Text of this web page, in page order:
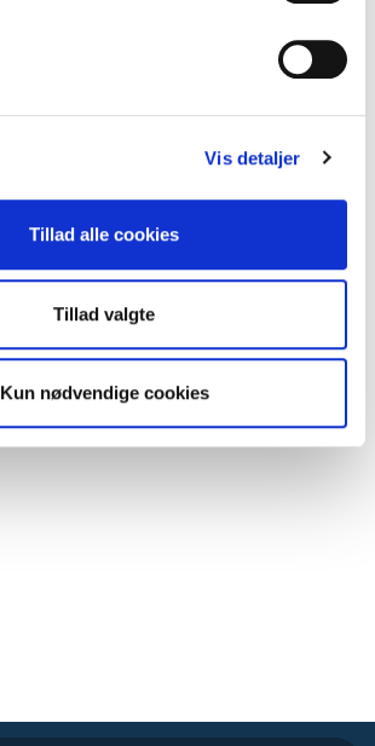
Vis detaljer
Tillad alle cookies
Tillad valgte
Kun nødvendige cookies